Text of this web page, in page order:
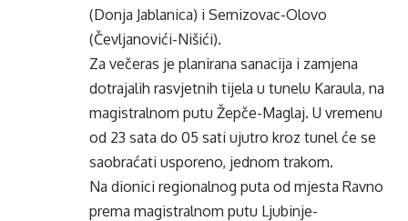
(Donja Jablanica) i Semizovac-Olovo
(Čevljanovići-Nišići).
Za večeras je planirana sanacija i zamjena
dotrajalih rasvjetnih tijela u tunelu Karaula, na
magistralnom putu Žepče-Maglaj. U vremenu
od 23 sata do 05 sati ujutro kroz tunel će se
saobraćati usporeno, jednom trakom.
Na dionici regionalnog puta od mjesta Ravno
prema magistralnom putu Ljubinje-